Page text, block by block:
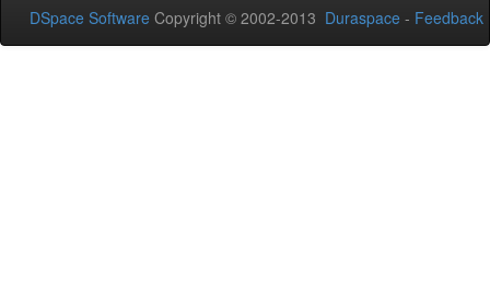
DSpace Software Copyright © 2002-2013 Duraspace - Feedback